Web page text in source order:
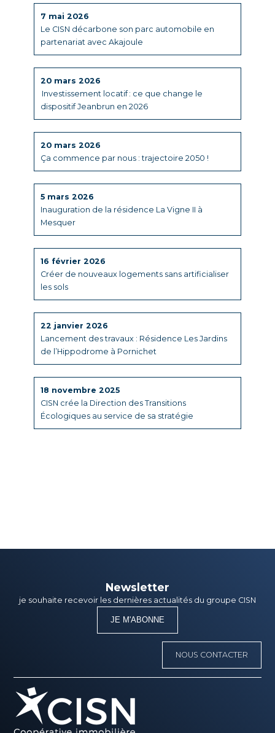
7 mai 2026
Le CISN décarbone son parc automobile en
partenariat avec Akajoule
20 mars 2026
Investissement locatif : ce que change le
dispositif Jeanbrun en 2026
20 mars 2026
Ça commence par nous : trajectoire 2050 !
5 mars 2026
Inauguration de la résidence La Vigne II à
Mesquer
16 février 2026
Créer de nouveaux logements sans artificialiser
les sols
22 janvier 2026
Lancement des travaux : Résidence Les Jardins
de l’Hippodrome à Pornichet
18 novembre 2025
CISN crée la Direction des Transitions
Écologiques au service de sa stratégie
Newsletter
je souhaite recevoir les dernières actualités du groupe CISN
JE M'ABONNE
NOUS CONTACTER